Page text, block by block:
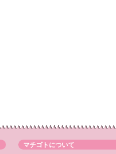
マチゴトについて